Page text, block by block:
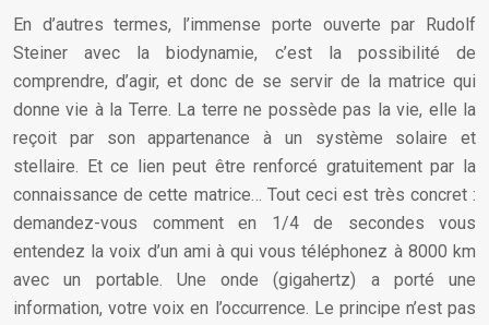
En d’autres termes, l’immense porte ouverte par Rudolf
Steiner avec la biodynamie, c’est la possibilité de
comprendre, d’agir, et donc de se servir de la matrice qui
donne vie à la Terre. La terre ne possède pas la vie, elle la
reçoit par son appartenance à un système solaire et
stellaire. Et ce lien peut être renforcé gratuitement par la
connaissance de cette matrice… Tout ceci est très concret :
demandez-vous comment en 1/4 de secondes vous
entendez la voix d’un ami à qui vous téléphonez à 8000 km
avec un portable. Une onde (gigahertz) a porté une
information, votre voix en l’occurrence. Le principe n’est pas